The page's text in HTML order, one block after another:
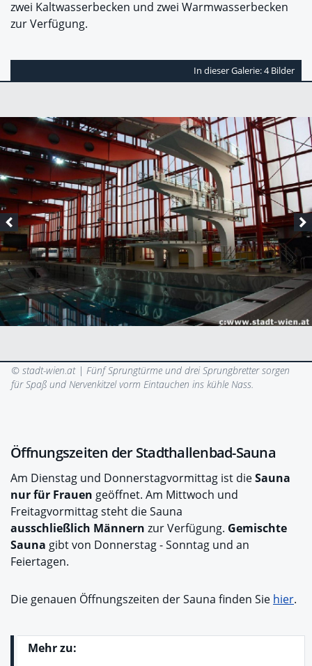
zwei Kaltwasserbecken und zwei Warmwasserbecken
zur Verfügung.
In dieser Galerie: 4 Bilder
© stadt-wien.at | Fünf Sprungtürme und drei Sprungbretter sorgen
für Spaß und Nervenkitzel vorm Eintauchen ins kühle Nass.
Öffnungszeiten der Stadthallenbad-Sauna
Am Dienstag und Donnerstagvormittag ist dieSauna
nur für Frauen geöffnet. Am Mittwoch und
Freitagvormittag steht die Sauna
ausschließlich Männern zur Verfügung. Gemischte
Sauna gibt von Donnerstag - Sonntag und an
Feiertagen.
Die genauen Öffnungszeiten der Sauna finden Sie hier.
Mehr zu: